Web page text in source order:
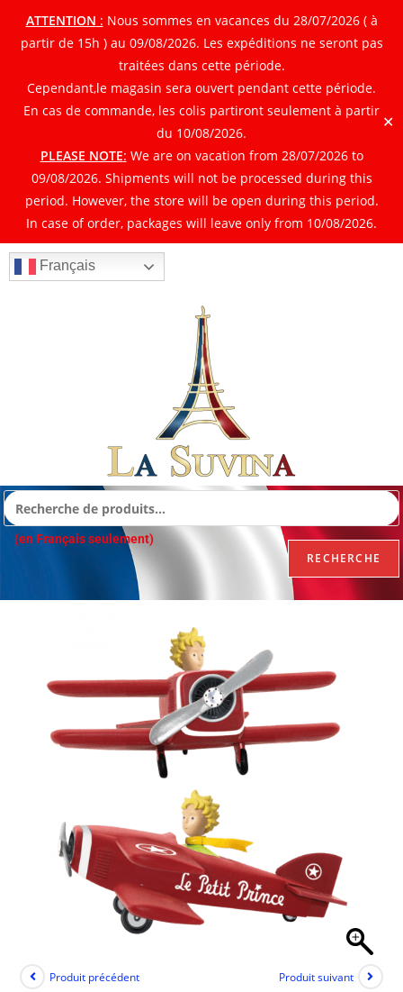
ATTENTION : Nous sommes en vacances du 28/07/2026 ( à
partir de 15h ) au 09/08/2026. Les expéditions ne seront pas
traitées dans cette période.
Cependant,le magasin sera ouvert pendant cette période.
En cas de commande, les colis partiront seulement à partir
du 10/08/2026.
PLEASE NOTE: We are on vacation from 28/07/2026 to
09/08/2026. Shipments will not be processed during this
period. However, the store will be open during this period.
In case of order, packages will leave only from 10/08/2026.
✕
Français
RECHERCHE
(en Français seulement)
Produit précédent Produit suivant